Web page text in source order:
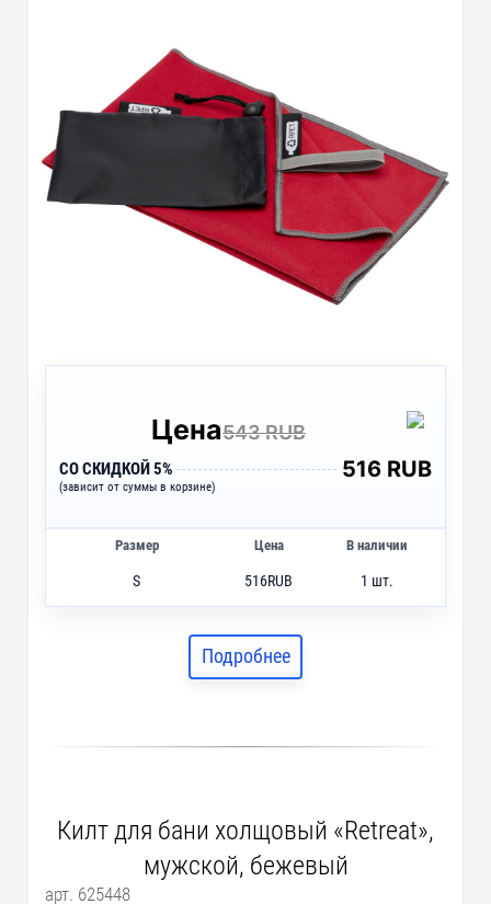
Цена543 RUB
СО СКИДКОЙ 5%
(зависит от суммы в корзине)
516 RUB
Размер Цена В наличии
S 516RUB 1 шт.
Подробнее
Килт для бани холщовый «Retreat»,
мужской, бежевый
арт. 625448